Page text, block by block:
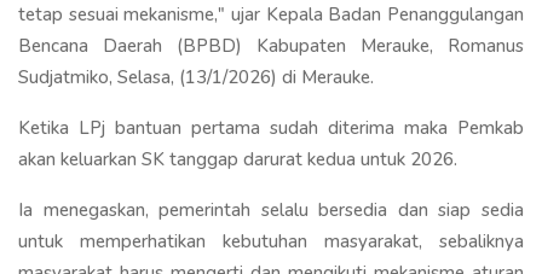
tetap sesuai mekanisme," ujar Kepala Badan Penanggulangan
Bencana Daerah (BPBD) Kabupaten Merauke, Romanus
Sudjatmiko, Selasa, (13/1/2026) di Merauke.
Ketika LPj bantuan pertama sudah diterima maka Pemkab
akan keluarkan SK tanggap darurat kedua untuk 2026.
Ia menegaskan, pemerintah selalu bersedia dan siap sedia
untuk memperhatikan kebutuhan masyarakat, sebaliknya